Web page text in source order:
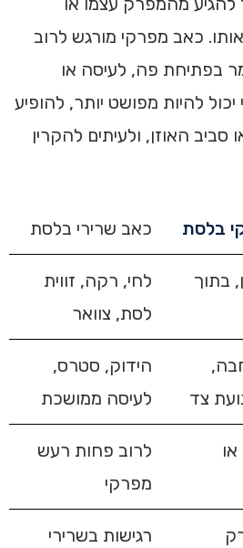
כאב מפרקי מורגש לרוב
בפתיחת פה, לעיסה או
להיות מפושט יותר, להופיע
האוזן, ולעיתים להקרין
בלסת כאב שרירי בלסת
בתוך
לחי, רקה, זווית
לסת, צוואר
צד
הידוק, סטרס,
לעיסה ממושכת
לרוב פחות רעש
מפרקי
רגישות בשרירי